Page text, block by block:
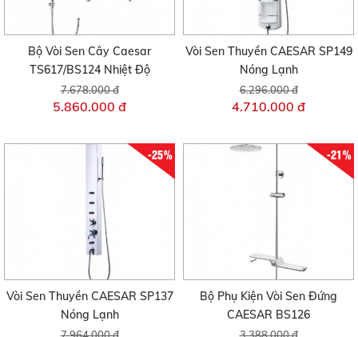
Bộ Vòi Sen Cây Caesar
TS617/BS124 Nhiệt Độ
7.678.000 đ
5.860.000 đ
Vòi Sen Thuyền CAESAR SP149
Nóng Lạnh
6.296.000 đ
4.710.000 đ
-25%
Vòi Sen Thuyền CAESAR SP137
Nóng Lạnh
-21%
Bộ Phụ Kiện Vòi Sen Đứng
CAESAR BS126